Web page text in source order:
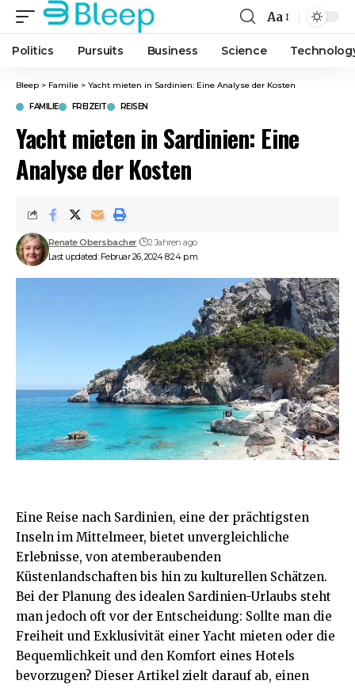
Font
Resizer
Aa
Politics Pursuits Business Science
Bleep > Familie > Yacht mieten in Sardinien: Eine Analyse der Kosten
FAMILIE FREIZEIT REISEN
Yacht mieten in Sardinien: Eine
Analyse der Kosten
Last updated: Februar 26, 2024 8:24 p.m.
Renate Obersbacher 2 Jahren ago
Eine Reise nach Sardinien, eine der prächtigsten
Inseln im Mittelmeer, bietet unvergleichliche
Erlebnisse, von atemberaubenden
Küstenlandschaften bis hin zu kulturellen Schätzen.
Bei der Planung des idealen Sardinien-Urlaubs steht
man jedoch oft vor der Entscheidung: Sollte man die
Freiheit und Exklusivität einer Yacht mieten oder die
Bequemlichkeit und den Komfort eines Hotels
bevorzugen? Dieser Artikel zielt darauf ab, einen